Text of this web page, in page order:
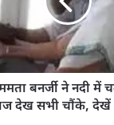
बनर्जी ने नदी में
देख सभी चौंके, देखें